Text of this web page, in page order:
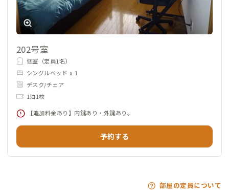
202号室
個室（定員1名）
シングルベッド x 1
デスク/チェア
1泊1枚
【追加料金あり】内鍵あり・外鍵あり。
予約する
部屋の定員について